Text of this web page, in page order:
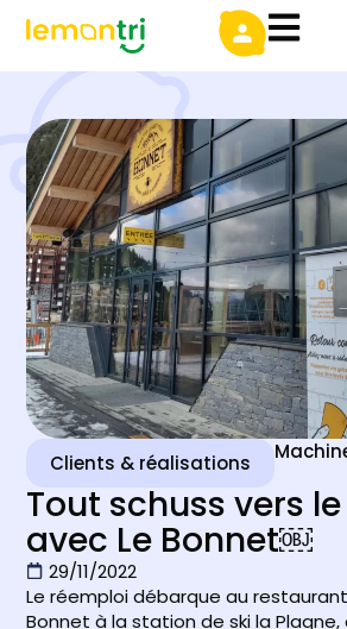
Clients & réalisations
Tout schuss vers
avec Le Bonnet￼
29/11/2022
Le réemploi débarque au
Bonnet à la station de ski la